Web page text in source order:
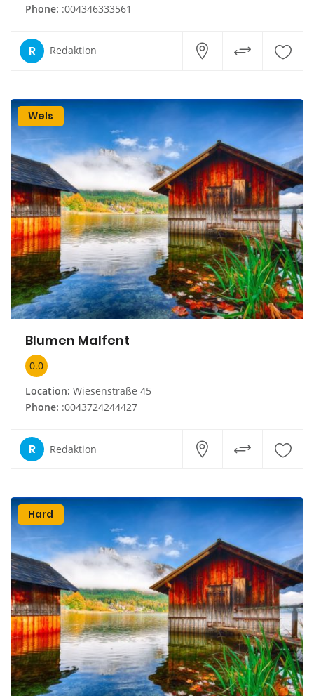
Phone: :004346333561
R Redaktion
Wels
Blumen Malfent
0.0
Location: Wiesenstraße 45
Phone: :0043724244427
R Redaktion
Hard